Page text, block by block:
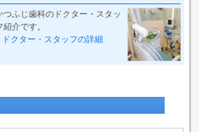
つふじ歯科のドクター・スタッ
紹介です。
ドクター・スタッフの詳細